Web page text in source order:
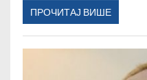
ПРОЧИТАЈ ВИШЕ